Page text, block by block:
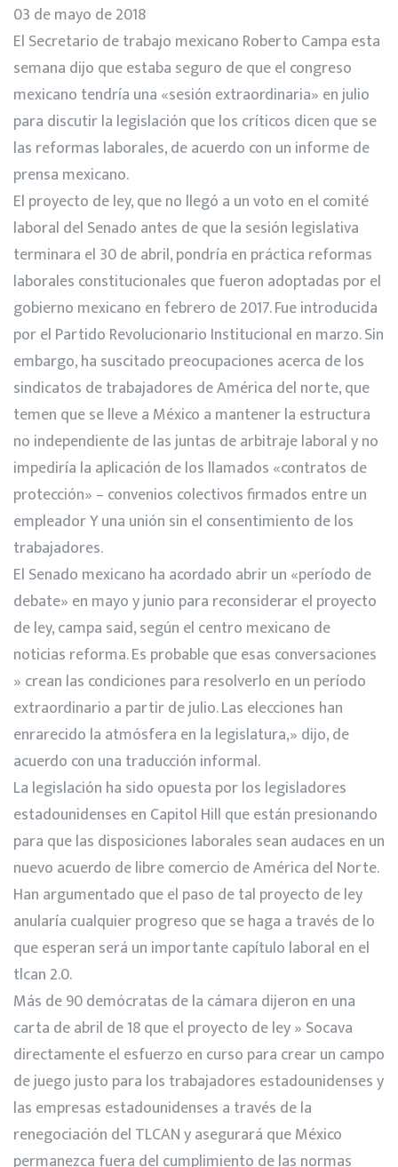
03 de mayo de 2018
El Secretario de trabajo mexicano Roberto Campa esta
semana dijo que estaba seguro de que el congreso
mexicano tendría una «sesión extraordinaria» en julio
para discutir la legislación que los críticos dicen que se
las reformas laborales, de acuerdo con un informe de
prensa mexicano.
El proyecto de ley, que no llegó a un voto en el comité
laboral del Senado antes de que la sesión legislativa
terminara el 30 de abril, pondría en práctica reformas
laborales constitucionales que fueron adoptadas por el
gobierno mexicano en febrero de 2017. Fue introducida
por el Partido Revolucionario Institucional en marzo. Sin
embargo, ha suscitado preocupaciones acerca de los
sindicatos de trabajadores de América del norte, que
temen que se lleve a México a mantener la estructura
no independiente de las juntas de arbitraje laboral y no
impediría la aplicación de los llamados «contratos de
protección» – convenios colectivos firmados entre un
empleador Y una unión sin el consentimiento de los
trabajadores.
El Senado mexicano ha acordado abrir un «período de
debate» en mayo y junio para reconsiderar el proyecto
de ley, campa said, según el centro mexicano de
noticias reforma. Es probable que esas conversaciones
» crean las condiciones para resolverlo en un período
extraordinario a partir de julio. Las elecciones han
enrarecido la atmósfera en la legislatura,» dijo, de
acuerdo con una traducción informal.
La legislación ha sido opuesta por los legisladores
estadounidenses en Capitol Hill que están presionando
para que las disposiciones laborales sean audaces en un
nuevo acuerdo de libre comercio de América del Norte.
Han argumentado que el paso de tal proyecto de ley
anularía cualquier progreso que se haga a través de lo
que esperan será un importante capítulo laboral en el
tlcan 2.0.
Más de 90 demócratas de la cámara dijeron en una
carta de abril de 18 que el proyecto de ley » Socava
directamente el esfuerzo en curso para crear un campo
de juego justo para los trabajadores estadounidenses y
las empresas estadounidenses a través de la
renegociación del TLCAN y asegurará que México
permanezca fuera del cumplimiento de las normas